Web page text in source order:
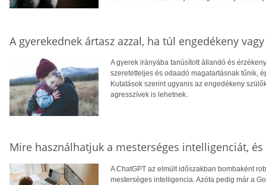
A gyerekednek ártasz azzal, ha túl engedékeny
A gyerek irányába tanúsított állandó és
szeretetteljes és odaadó magatartásnak tűnik,
Kutatások szerint ugyanis az engedékeny
agresszívek is lehetnek.
Mire használhatjuk a mesterséges intelligenciát, és
A ChatGPT az elmúlt időszakban bombaként
mesterséges intelligencia. Azóta pedig már a